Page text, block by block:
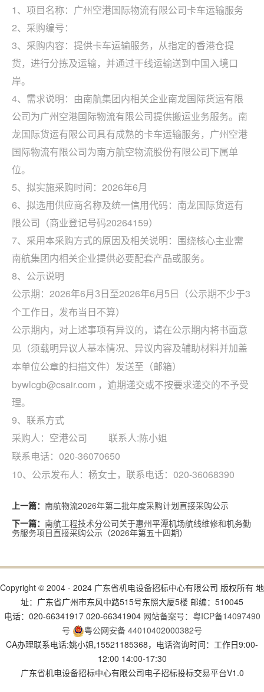
1、项目名称：广州空港国际物流有限公司卡车运输服务
2、采购编号：
3、采购内容：提供卡车运输服务，从指定的香港仓提
货，进行分拣及运输，并通过干线运输送到中国入境口
岸。
4、需求说明：由南航集团内相关企业南龙国际货运有限
公司为广州空港国际物流有限公司提供搬运业务服务。 南
龙国际货运有限公司具有成熟的卡车运输服务， 广州空港
国际物流有限公司为南方航空物流股份有限公司下属单
位。
5、拟实施采购时间：2026年6月
6、拟选用供应商名称及统一信用代码： 南龙国际货运有
限公司 （商业登记号码20264159）
7、采用本采购方式的原因及相关说明：围绕核心主业需
南航集团内相关企业提供必要配套产品或服务。
8、公示说明
公示期： 2026年6月3 日至2026年6月 5 日（公示期不少于3
个工作日，发布当日不算）
公示期内，对上述事项有异议的，请在公示期内将书面意
见（须载明异议人基本情况、异议内容及辅助材料并加盖
本单位公章的扫描文件）发送至（邮箱）
bywlcgb@csair.com ，逾期递交或不按要求递交的不予受
理。
9、联系方式
采购人：空港公司 联系人:陈小姐
联系电话： 020-36070650
10、公示发布人：杨女士，联系电话：020-36068390
上一篇： 南航物流2026年第二批年度采购计划直接采购公示
下一篇： 南航工程技术分公司关于惠州平潭机场航线维修和机务勤
务服务项目直接采购公示（2026年第五十四期）
Copyright © 2004 - 2024 广东省机电设备招标中心有限公司 版权所有 地
址：广东省广州市东风中路515号东照大厦5楼 邮编：510045
电话：020-66341917 020-66341904 网站备案号：粤ICP备14097490
号
粤公网安备 44010402000382号
CA办理联系电话:姚小姐,15521185368，电话咨询时间：工作日9:00-
12:00 14:00-17:30
广东省机电设备招标中心有限公司电子招标投标交易平台V1.0